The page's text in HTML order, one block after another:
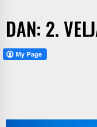
DAN: 2.